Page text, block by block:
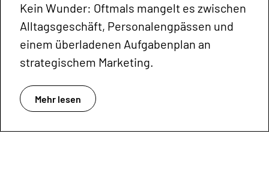
Kein Wunder: Oftmals mangelt es zwischen
Alltagsgeschäft, Personalengpässen und
einem überladenen Aufgabenplan an
strategischem Marketing.
Mehr lesen